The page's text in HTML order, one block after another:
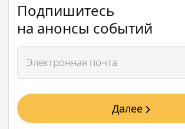
Подпишитесь
на анонсы событий
Далее